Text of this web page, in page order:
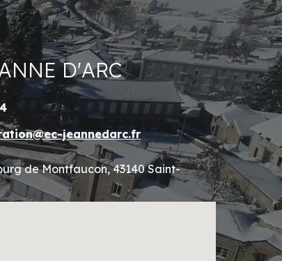
D'ARC
jeannedarc.fr
de Montfaucon, 43140 Saint-